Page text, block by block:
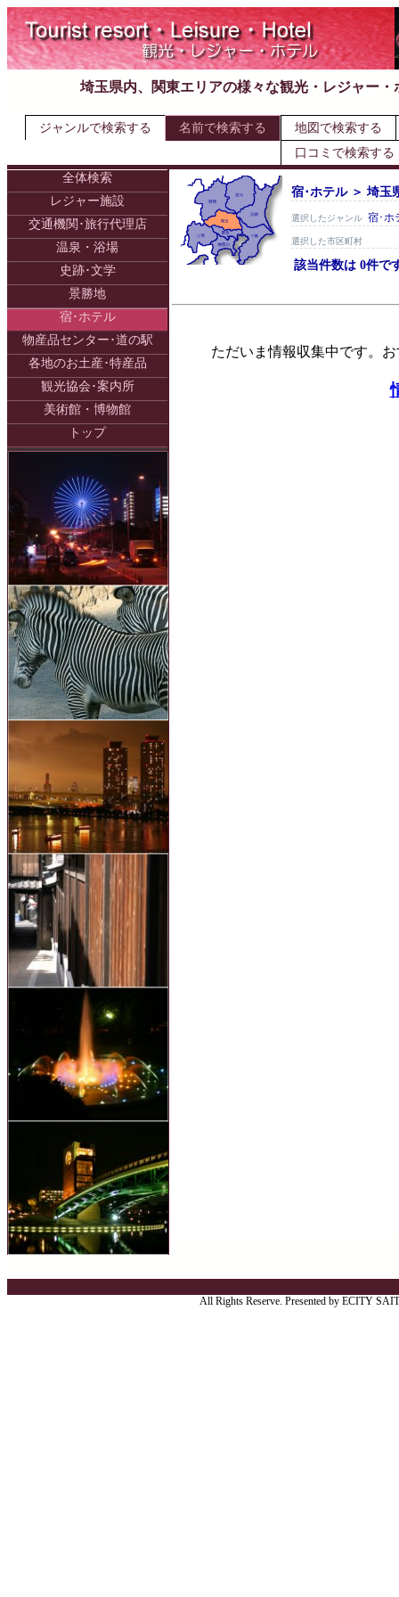
埼玉県内、関東エリアの様々な観光・レジャー
ジャンルで検索する 名前で検索する
地図で検索する
口コミで検索する
全体検索
レジャー施設
交通機関･旅行代理店
温泉・浴場
史跡･文学
景勝地
宿･ホテル
物産品センター･道の駅
各地のお土産･特産品
観光協会･案内所
美術館・博物館
トップ
宿･ホテル ＞ 埼玉
選択したジャンル 宿･ホ
選択した市区町村
該当件数は 0件で
ただいま情報収集中です。
All Rights Reserve. Presented by ECITY